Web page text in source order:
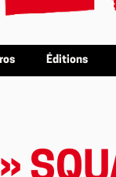
Éditions